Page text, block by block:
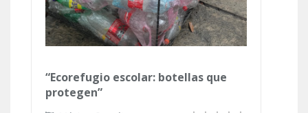
“Ecorefugio escolar: botellas que
protegen”